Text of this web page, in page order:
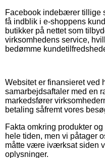
Facebook indebærer tillige
få indblik i e-shoppens
butikker på nettet som
virksomhedens service,
bedømme
Websitet er finansieret ved
samarbejdsaftaler med en
markedsfører
betaling såfremt vores
Fakta omkring produkter
hele tiden, men vi påtager
måtte være iværksat siden
oplysninger.